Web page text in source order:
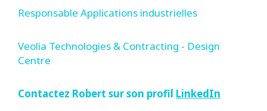
Responsable Applications industrielles
Veolia Technologies & Contracting - Design
Centre
Contactez Robert sur son profil LinkedIn